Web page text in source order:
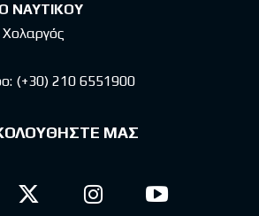
ΝΑΥΤΙΚΟΥ
(+30) 210 6551900
ΜΑΣ